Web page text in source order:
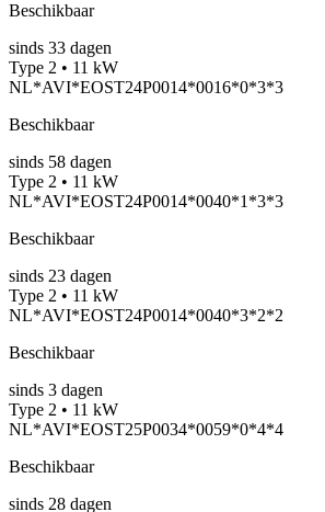
Beschikbaar
sinds 33 dagen
Type 2 • 11 kW
NL*AVI*EOST24P0014*0016*0*3*3
Beschikbaar
sinds 58 dagen
Type 2 • 11 kW
NL*AVI*EOST24P0014*0040*1*3*3
Beschikbaar
sinds 23 dagen
Type 2 • 11 kW
NL*AVI*EOST24P0014*0040*3*2*2
Beschikbaar
sinds 3 dagen
Type 2 • 11 kW
NL*AVI*EOST25P0034*0059*0*4*4
Beschikbaar
sinds 28 dagen